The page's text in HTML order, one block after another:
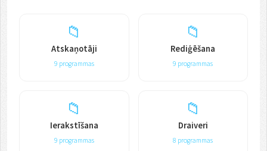
📁
Atskaņotāji
9 programmas
📁
Rediģēšana
9 programmas
📁
Ierakstīšana
9 programmas
📁
Draiveri
8 programmas